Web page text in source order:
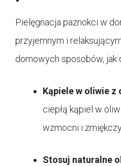
Pielęgnacja paznokci w
przyjemnym i
domowych sposobów, jak
Kąpiele w oliwie z
ciepłą kąpiel w
wzmocni i
Stosuj naturalne